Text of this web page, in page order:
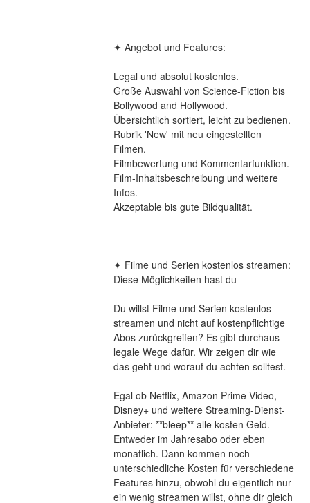
✦ Angebot und Features:
Legal und absolut kostenlos.
Große Auswahl von Science-Fiction bis
Bollywood and Hollywood.
Übersichtlich sortiert, leicht zu bedienen.
Rubrik 'New' mit neu eingestellten
Filmen.
Filmbewertung und Kommentarfunktion.
Film-Inhaltsbeschreibung und weitere
Infos.
Akzeptable bis gute Bildqualität.
✦ Filme und Serien kostenlos streamen:
Diese Möglichkeiten hast du
Du willst Filme und Serien kostenlos
streamen und nicht auf kostenpflichtige
Abos zurückgreifen? Es gibt durchaus
legale Wege dafür. Wir zeigen dir wie
das geht und worauf du achten solltest.
Egal ob Netflix, Amazon Prime Video,
Disney+ und weitere Streaming-Dienst-
Anbieter: **bleep** alle kosten Geld.
Entweder im Jahresabo oder eben
monatlich. Dann kommen noch
unterschiedliche Kosten für verschiedene
Features hinzu, obwohl du eigentlich nur
ein wenig streamen willst, ohne dir gleich